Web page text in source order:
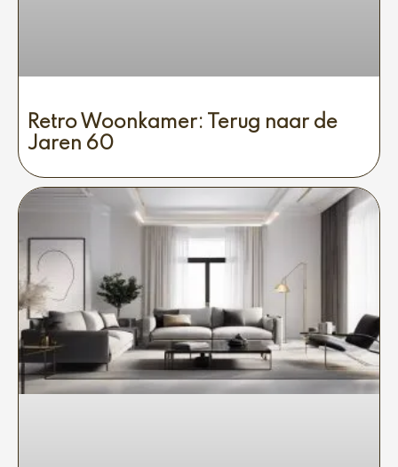
Retro Woonkamer: Terug naar de
Jaren 60